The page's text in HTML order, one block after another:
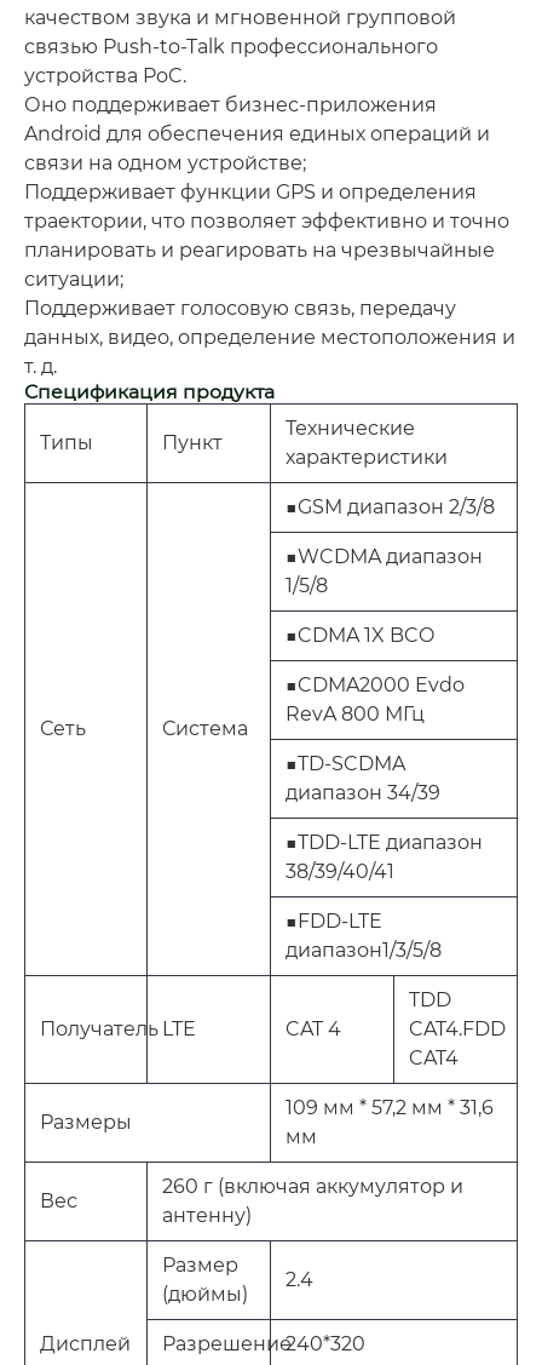
качеством звука и мгновенной групповой
связью Push-to-Talk профессионального
устройства PoC.
Оно поддерживает бизнес-приложения
Android для обеспечения единых операций и
связи на одном устройстве;
Поддерживает функции GPS и определения
траектории, что позволяет эффективно и точно
планировать и реагировать на чрезвычайные
ситуации;
Поддерживает голосовую связь, передачу
данных, видео, определение местоположения и
т. д.
Спецификация продукта
Типы Пункт
Технические
характеристики
Сеть Система
■GSM диапазон 2/3/8
■WCDMA диапазон
1/5/8
■CDMA 1X BCO
■CDMA2000 Evdo
RevA 800 МГц
■TD-SCDMA
диапазон 34/39
■TDD-LTE диапазон
38/39/40/41
■FDD-LTE
диапазон1/3/5/8
Получатель LTE CAT 4
TDD
CAT4.FDD
CAT4
Размеры
109 мм * 57,2 мм * 31,6
мм
Вес
260 г (включая аккумулятор и
антенну)
Дисплей
Размер
(дюймы)
2.4
Разрешение240*320